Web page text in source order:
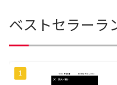
ベストセラーラ